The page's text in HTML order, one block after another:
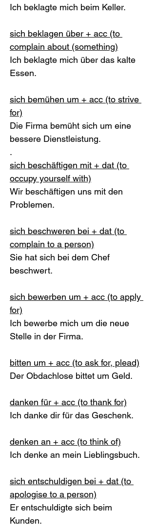
Ich beklagte mich beim Keller.
sich beklagen über + acc (to
complain about (something)
Ich beklagte mich über das kalte
Essen.
sich bemühen um + acc (to strive
for)
Die Firma bemüht sich um eine
bessere Dienstleistung.
.
sich beschäftigen mit + dat (to
occupy yourself with)
Wir beschäftigen uns mit den
Problemen.
sich beschweren bei + dat (to
complain to a person)
Sie hat sich bei dem Chef
beschwert.
sich bewerben um + acc (to apply
for)
Ich bewerbe mich um die neue
Stelle in der Firma.
bitten um + acc (to ask for, plead)
Der Obdachlose bittet um Geld.
danken für + acc (to thank for)
Ich danke dir für das Geschenk.
denken an + acc (to think of)
Ich denke an mein Lieblingsbuch.
sich entschuldigen bei + dat (to
apologise to a person)
Er entschuldigte sich beim
Kunden.